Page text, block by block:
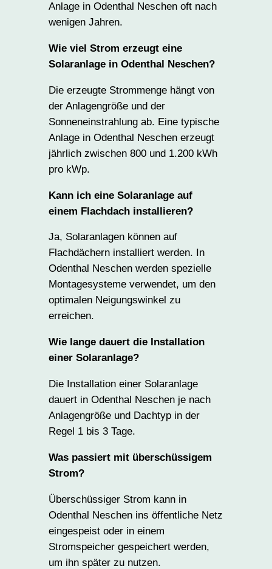
Anlage in Odenthal Neschen oft nach
wenigen Jahren.
Wie viel Strom erzeugt eine
Solaranlage in Odenthal Neschen?
Die erzeugte Strommenge hängt von
der Anlagengröße und der
Sonneneinstrahlung ab. Eine typische
Anlage in Odenthal Neschen erzeugt
jährlich zwischen 800 und 1.200 kWh
pro kWp.
Kann ich eine Solaranlage auf
einem Flachdach installieren?
Ja, Solaranlagen können auf
Flachdächern installiert werden. In
Odenthal Neschen werden spezielle
Montagesysteme verwendet, um den
optimalen Neigungswinkel zu
erreichen.
Wie lange dauert die Installation
einer Solaranlage?
Die Installation einer Solaranlage
dauert in Odenthal Neschen je nach
Anlagengröße und Dachtyp in der
Regel 1 bis 3 Tage.
Was passiert mit überschüssigem
Strom?
Überschüssiger Strom kann in
Odenthal Neschen ins öffentliche Netz
eingespeist oder in einem
Stromspeicher gespeichert werden,
um ihn später zu nutzen.